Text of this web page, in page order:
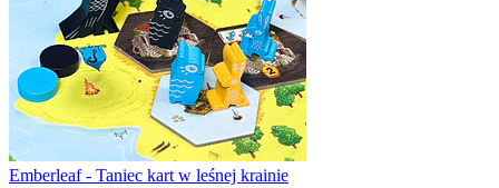
Emberleaf - Taniec kart w leśnej krainie